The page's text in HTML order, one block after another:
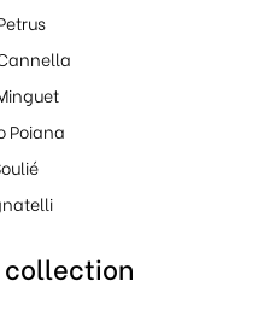
Poiana